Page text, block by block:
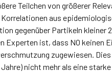
Teilchen von größerer
aus
gegenüber Partikeln kleiner
Experten ist, dass NO keinen
zugewiesen.
nicht mehr als eine